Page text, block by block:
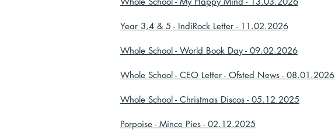
Year 3,4 & 5 - IndiRock Letter - 11.02.2026
Whole School - World Book Day - 09.02.2026
Whole School - CEO Letter - Ofsted News - 08.01.2026
Whole School - Christmas Discos - 05.12.2025
Porpoise - Mince Pies - 02.12.2025